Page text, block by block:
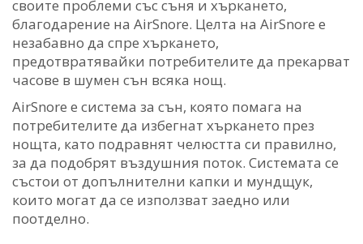
своите проблеми със съня и хъркането,
благодарение на AirSnore. Целта на AirSnore е
незабавно да спре хъркането,
предотвратявайки потребителите да прекарват
часове в шумен сън всяка нощ.
AirSnore е система за сън, която помага на
потребителите да избегнат хъркането през
нощта, като подравнят челюстта си правилно,
за да подобрят въздушния поток. Системата се
състои от допълнителни капки и мундщук,
които могат да се използват заедно или
поотделно.